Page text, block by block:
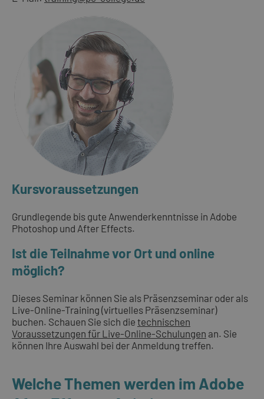
Kursvoraussetzungen
Grundlegende bis gute Anwenderkenntnisse in Adobe
Photoshop und After Effects.
Ist die Teilnahme vor Ort und online
möglich?
Dieses Seminar können Sie als Präsenzseminar oder als
Live-Online-Training (virtuelles Präsenzseminar)
buchen. Schauen Sie sich die technischen
Voraussetzungen für Live-Online-Schulungen an. Sie
können Ihre Auswahl bei der Anmeldung treffen.
Welche Themen werden im Adobe